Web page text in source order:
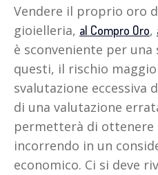
Vendere il proprio oro
gioielleria, al Compro Oro,
è sconveniente per
questi, il rischio
svalutazione eccessiva
di una valutazione
permetterà di ottenere
incorrendo in un
economico. Ci si deve